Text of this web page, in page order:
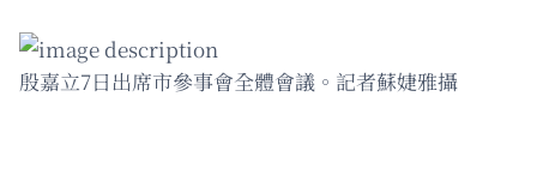
殷嘉立7日出席市參事會全體會議。記者蘇婕雅攝